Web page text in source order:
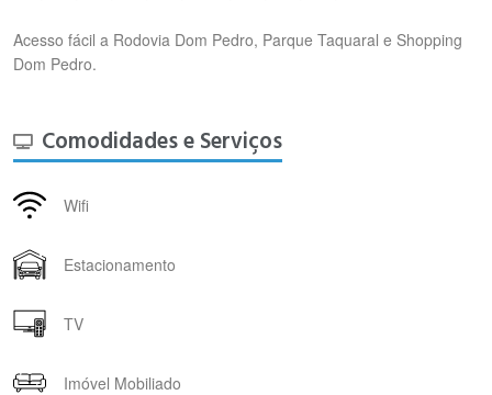
Acesso fácil a Rodovia Dom Pedro, Parque Taquaral e Shopping
Dom Pedro.
Comodidades e Serviços
Wifi
Estacionamento
TV
Imóvel Mobiliado